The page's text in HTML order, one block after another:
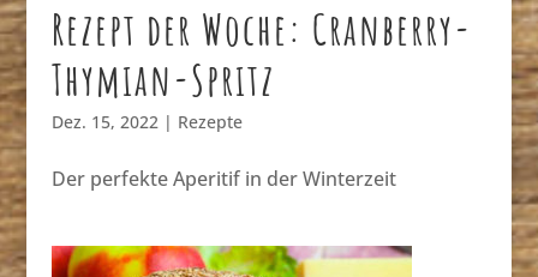
Rezept der Woche: Cranberry-
Thymian-Spritz
Dez. 15, 2022 | Rezepte
Der perfekte Aperitif in der Winterzeit